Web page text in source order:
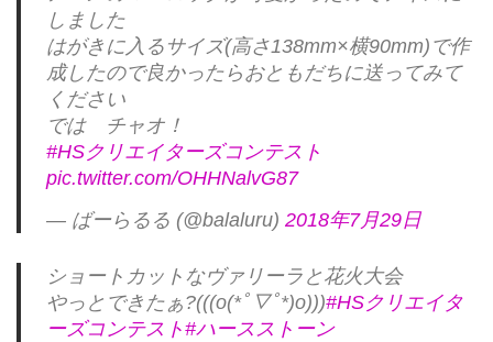
しました
はがきに入るサイズ(高さ138mm×横90mm)で作
成したので良かったらおともだちに送ってみて
ください
では チャオ！
#HSクリエイターズコンテスト
pic.twitter.com/OHHNalvG87
— ばーらるる (@balaluru) 2018年7月29日
ショートカットなヴァリーラと花火大会
やっとできたぁ?(((o(*ﾟ▽ﾟ*)o)))#HSクリエイタ
ーズコンテスト#ハースストーン